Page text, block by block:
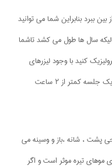
ببرد بنابراین شما می توانید
سال ها طول می کشد تاشما
کنید با وجود لیزرهای
خاص شما می توانید هردو ساق پای خود را در یک جلسه کمتر از ۲ ساعت
پشت ، شانه ،باز و وسینه می
موهای تیره موثر است و اگر